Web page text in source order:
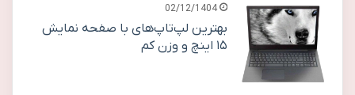
02/12/1404
بهترین لپ‌تاپ‌های با صفحه نمایش
۱۵ اینچ و وزن کم